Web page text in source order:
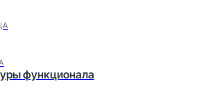
функционала